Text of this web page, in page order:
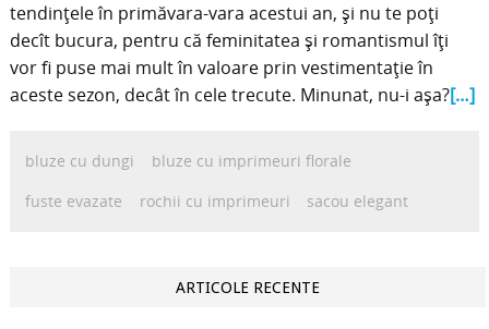
tendințele în primăvara-vara acestui an, și nu te poți
decît bucura, pentru că feminitatea și romantismul îți
vor fi puse mai mult în valoare prin vestimentație în
aceste sezon, decât în cele trecute. Minunat, nu-i așa?[…]
bluze cu dungi
bluze cu imprimeuri florale
fuste evazate
rochii cu imprimeuri sacou elegant
ARTICOLE RECENTE